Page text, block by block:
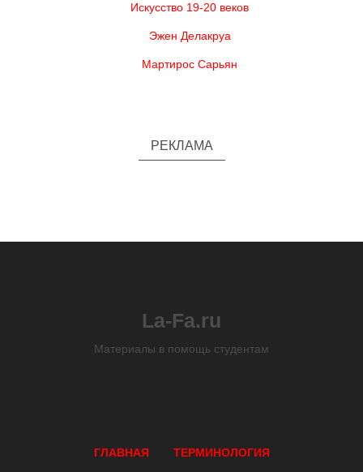
Искусство 19-20 веков
Эжен Делакруа
Мартирос Сарьян
РЕКЛАМА
La-Fa.ru
Материалы в помощь студентам
ГЛАВНАЯ ТЕРМИНОЛОГИЯ